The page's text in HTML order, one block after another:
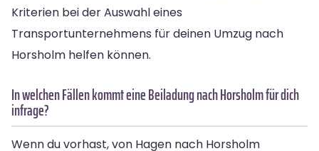
Kriterien bei der Auswahl eines
Transportunternehmens für deinen Umzug nach
Horsholm helfen können.
In welchen Fällen kommt eine Beiladung nach Horsholm für dich
infrage?
Wenn du vorhast, von Hagen nach Horsholm